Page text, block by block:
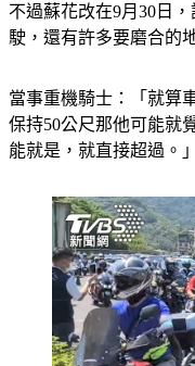
不過蘇花改在9月30日
駛，還有許多要磨合的
當事重機騎士：「就算
保持50公尺那他可能就
能就是，就直接超過。」